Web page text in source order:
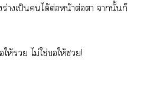
างเป็นได้ต่อหน้าต่อา านั้นก็
ให้ ไม่ใช่ให้!